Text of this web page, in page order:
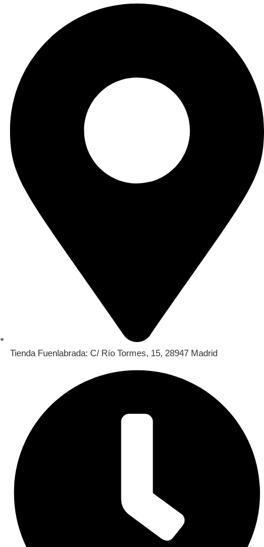
Tienda Fuenlabrada: C/ Río Tormes, 15, 28947 Madrid